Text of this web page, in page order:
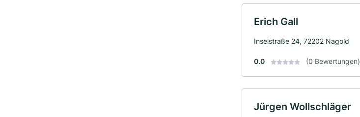
Erich Gall
Inselstraße 24, 72202 Nagold
0.0 (0 Bewertungen)
Jürgen Wollschläger